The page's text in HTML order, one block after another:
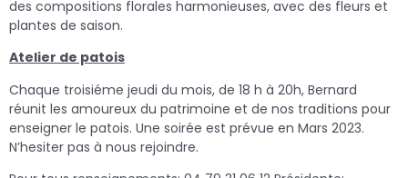
des compositions florales harmonieuses, avec des fleurs et
plantes de saison.
Atelier de patois
Chaque troisiéme jeudi du mois, de 18 h à 20h, Bernard
réunit les amoureux du patrimoine et de nos traditions pour
enseigner le patois. Une soirée est prévue en Mars 2023.
N’hesiter pas à nous rejoindre.